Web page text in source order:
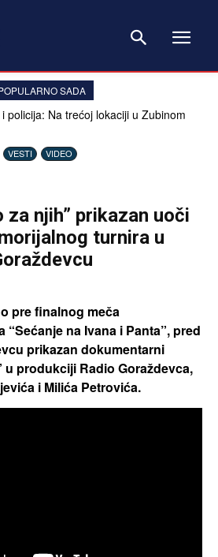
SADA
policija: Na trećoj lokaciji u Zubinom
VESTI VIDEO
za njih” prikazan uoči
turnira u
pre finalnog meča
na Ivana i Panta”, pred
prikazan dokumentarni
u produkciji Radio Goraždevca,
i Milića Petrovića.